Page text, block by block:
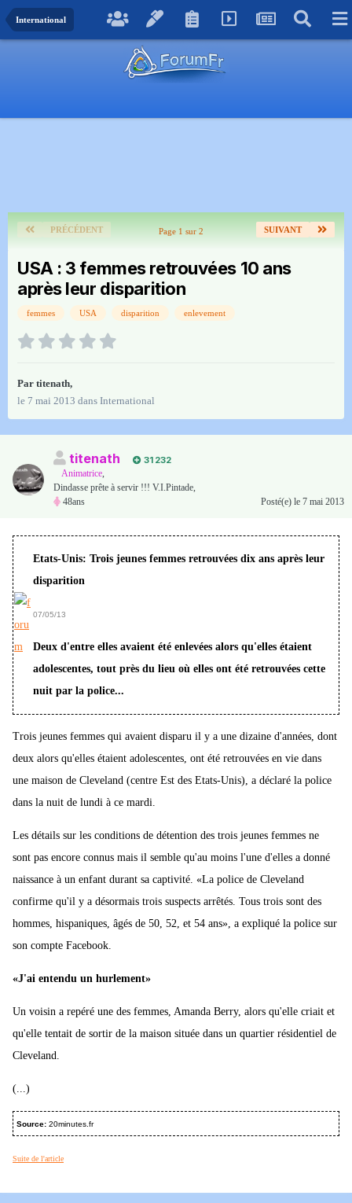
International
PRÉCÉDENT SUIVANT
Page 1 sur 2
USA : 3 femmes retrouvées 10 ans
après leur disparition
femmes USA disparition enlevement
Par titenath,
le 7 mai 2013 dans International
titenath
31 232
Animatrice,
Dindasse prête à servir !!! V.I.Pintade,
48ans
Posté(e) le 7 mai 2013
Etats-Unis: Trois jeunes femmes retrouvées dix ans après leur
disparition
07/05/13
Deux d'entre elles avaient été enlevées alors qu'elles étaient
adolescentes, tout près du lieu où elles ont été retrouvées cette
nuit par la police...
Trois jeunes femmes qui avaient disparu il y a une dizaine d'années, dont
deux alors qu'elles étaient adolescentes, ont été retrouvées en vie dans
une maison de Cleveland (centre Est des Etats-Unis), a déclaré la police
dans la nuit de lundi à ce mardi.
Les détails sur les conditions de détention des trois jeunes femmes ne
sont pas encore connus mais il semble qu'au moins l'une d'elles a donné
naissance à un enfant durant sa captivité. «La police de Cleveland
confirme qu'il y a désormais trois suspects arrêtés. Tous trois sont des
hommes, hispaniques, âgés de 50, 52, et 54 ans», a expliqué la police sur
son compte Facebook.
«J'ai entendu un hurlement»
Un voisin a repéré une des femmes, Amanda Berry, alors qu'elle criait et
qu'elle tentait de sortir de la maison située dans un quartier résidentiel de
Cleveland.
(...)
Source: 20minutes.fr
Suite de l'article